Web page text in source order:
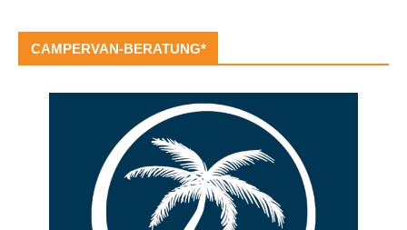
CAMPERVAN-BERATUNG*